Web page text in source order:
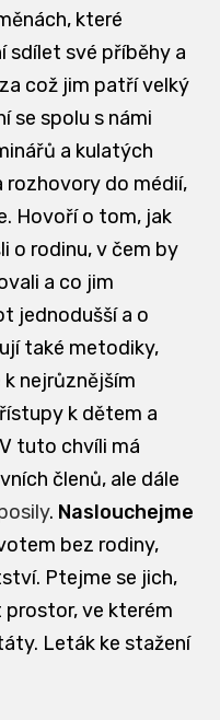
které
sdílet své příběhy a
což jim patří velký
se spolu s námi
a kulatých
rozhovory do médií,
Hovoří o tom, jak
o rodinu, v čem by
a co jim
jednodušší a o
také metodiky,
nejrůznějším
k dětem a
tuto chvíli má
členů, ale dále
. Naslouchejme
bez rodiny,
Ptejme se jich,
ve kterém
Leták ke stažení